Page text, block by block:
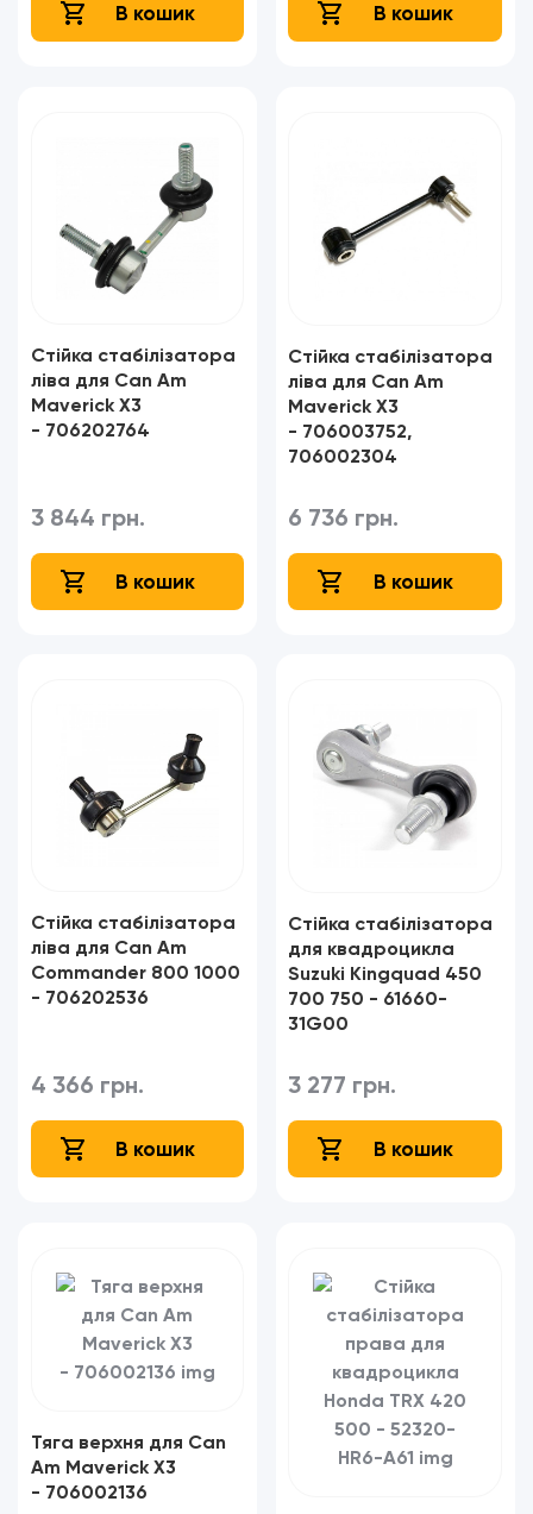
В кошик В кошик
Стійка стабілізатора
ліва для Can Am
Maverick X3
- 706202764​​​​​​​
3 844 грн.
В кошик
Стійка стабілізатора
ліва для Can Am
Maverick X3
- 706003752,
706002304
6 736 грн.
В кошик
Стійка стабілізатора
ліва для Can Am
Commander 800 1000
- 706202536​​​​​​​
4 366 грн.
В кошик
Стійка стабілізатора
для квадроцикла
Suzuki Kingquad 450
700 750 - 61660-
31G00
3 277 грн.
В кошик
Тяга верхня для Can
Am Maverick X3
- 706002136